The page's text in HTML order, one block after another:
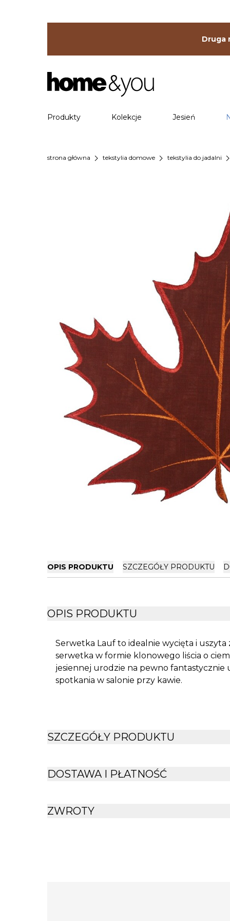
Druga
Produkty Kolekcje Jesień
strona główna chevron_right tekstylia domowe chevron_right tekstylia do jadalni chevron_right
OPIS PRODUKTU SZCZEGÓŁY PRODUKTU
OPIS PRODUKTU
Serwetka Lauf to idealnie wycięta i uszyta
serwetka w formie klonowego liścia o
jesiennej urodzie na pewno
spotkania w salonie przy kawie.
SZCZEGÓŁY PRODUKTU
DOSTAWA I PŁATNOŚĆ
ZWROTY